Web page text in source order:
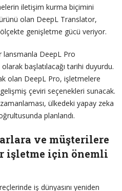
iletişim kurma biçimini
olan DeepL Translator,
genişletme gücü veriyor.
lansmanla DeepL Pro
başlatılacağı tarihi duyurdu.
olan DeepL Pro, işletmelere
çeviri seçenekleri sunacak.
ülkedeki yapay zeka
planlandı.
ve müşterilere
işletme için önemli
iş dünyasını yeniden